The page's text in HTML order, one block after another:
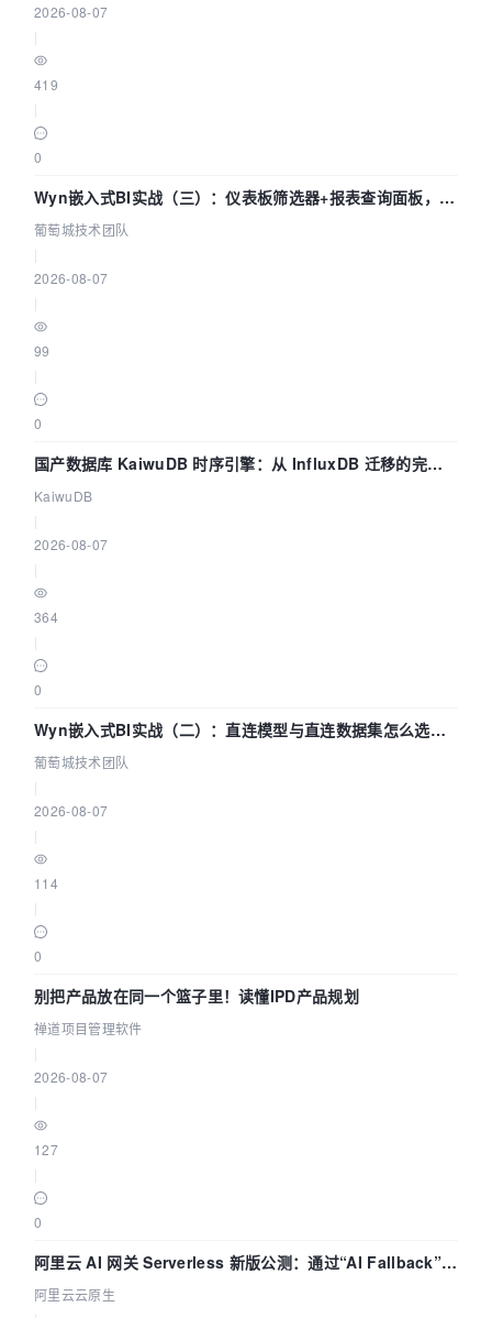
2026-08-07
419
0
Wyn嵌入式BI实战（三）：仪表板筛选器+报表查询面板，参
数联动全闭环
葡萄城技术团队
2026-08-07
99
0
国产数据库 KaiwuDB 时序引擎：从 InfluxDB 迁移的完整
技术路径
KaiwuDB
2026-08-07
364
0
Wyn嵌入式BI实战（二）：直连模型与直连数据集怎么选，
参数为什么不生效？| 葡萄城技术团队
葡萄城技术团队
2026-08-07
114
0
别把产品放在同一个篮子里！读懂IPD产品规划
禅道项目管理软件
2026-08-07
127
0
阿里云 AI 网关 Serverless 新版公测：通过“AI Fallback”与
拓扑可视化构建 AI 流量治理底座
阿里云云原生